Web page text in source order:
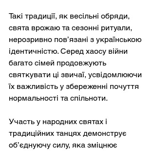
Такі традиції, як весільні обряди,
свята врожаю та сезонні ритуали,
нерозривно пов’язані з українською
ідентичністю. Серед хаосу війни
багато сімей продовжують
святкувати ці звичаї, усвідомлюючи
їх важливість у збереженні почуття
нормальності та спільноти.
Участь у народних святах і
традиційних танцях демонструє
об’єднуючу силу, яка зміцнює